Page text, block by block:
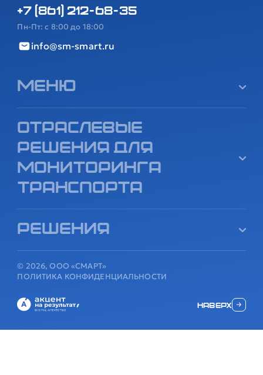
+7 (861) 212-68-35
Пн-Пт: с 8:00 до 18:00
info@sm-smart.ru
Меню
Отраслевые
решения для
мониторинга
транспорта
Решения
наверх
© 2026, ООО «СМАРТ»
ПОЛИТИКА КОНФИДЕНЦИАЛЬНОСТИ